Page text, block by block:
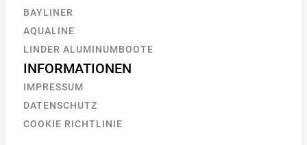
BAYLINER
AQUALINE
LINDER ALUMINUMBOOTE
INFORMATIONEN
IMPRESSUM
DATENSCHUTZ
COOKIE RICHTLINIE